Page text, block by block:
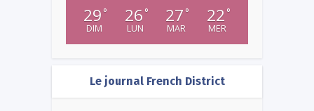
29 °
DIM
26 °
LUN
27 °
MAR
22 °
MER
Le journal French District